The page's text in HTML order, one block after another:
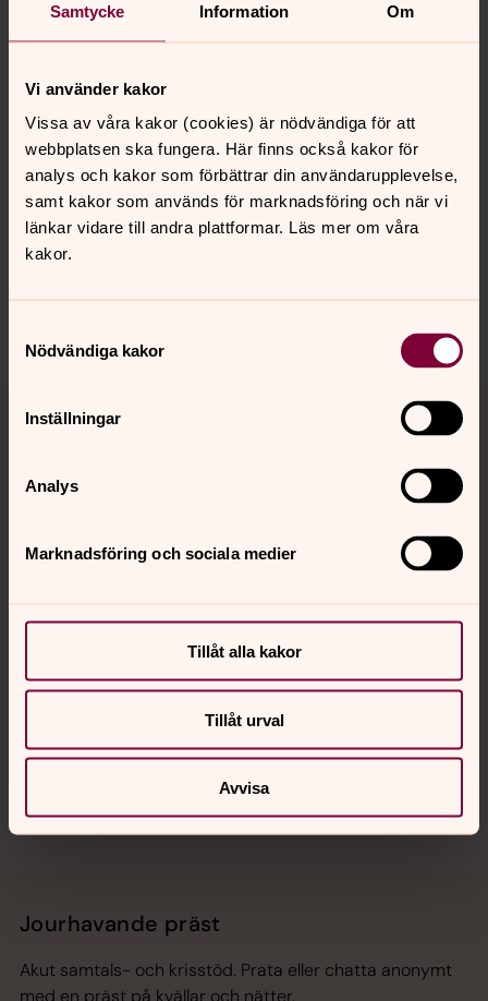
Samtycke Information Om
Vi använder kakor
Vissa av våra kakor (cookies) är nödvändiga för att
webbplatsen ska fungera. Här finns också kakor för
analys och kakor som förbättrar din användarupplevelse,
samt kakor som används för marknadsföring och när vi
länkar vidare till andra plattformar. Läs mer om våra
kakor.
Nödvändiga kakor
Inställningar
Analys
Marknadsföring och sociala medier
Tillåt alla kakor
Tillåt urval
Avvisa
E-post:rosemary.karlsson@svenskakyrkan.se
Senast ändrad 27 juni 2026
Synpunkter eller frågor på sidans
innehåll?
uppvidinge.pastorat@svenskakyrkan.se
Sociala kanaler
Jourhavande präst
Akut samtals- och krisstöd. Prata eller chatta anonymt
med en präst på kvällar och nätter.